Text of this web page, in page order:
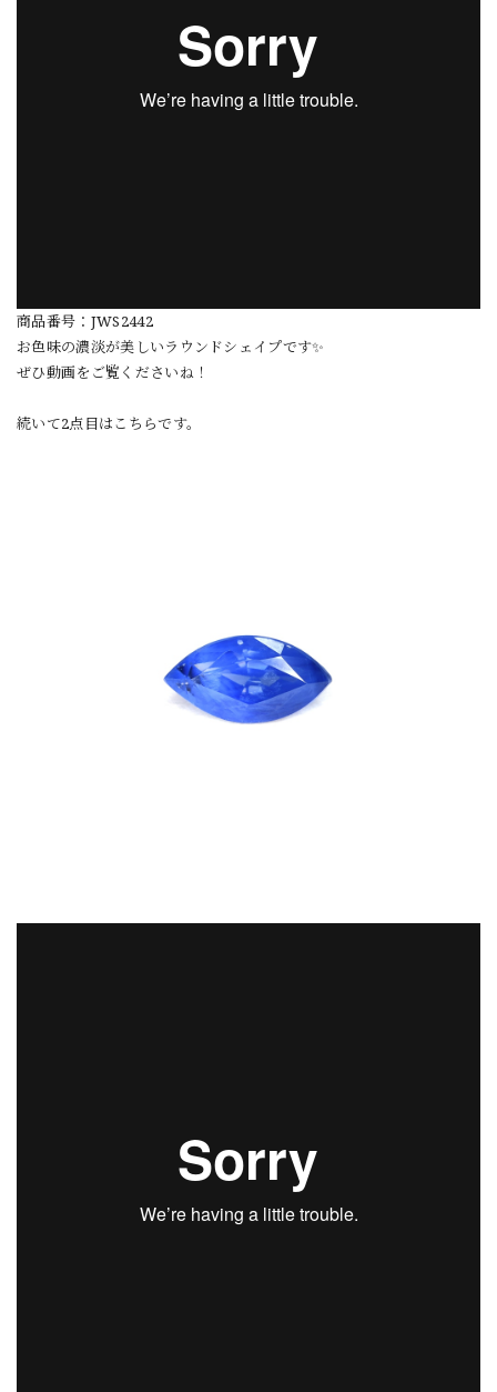
商品番号：JWS2442
お色味の濃淡が美しいラウンドシェイプです✨
ぜひ動画をご覧くださいね！
続いて2点目はこちらです。